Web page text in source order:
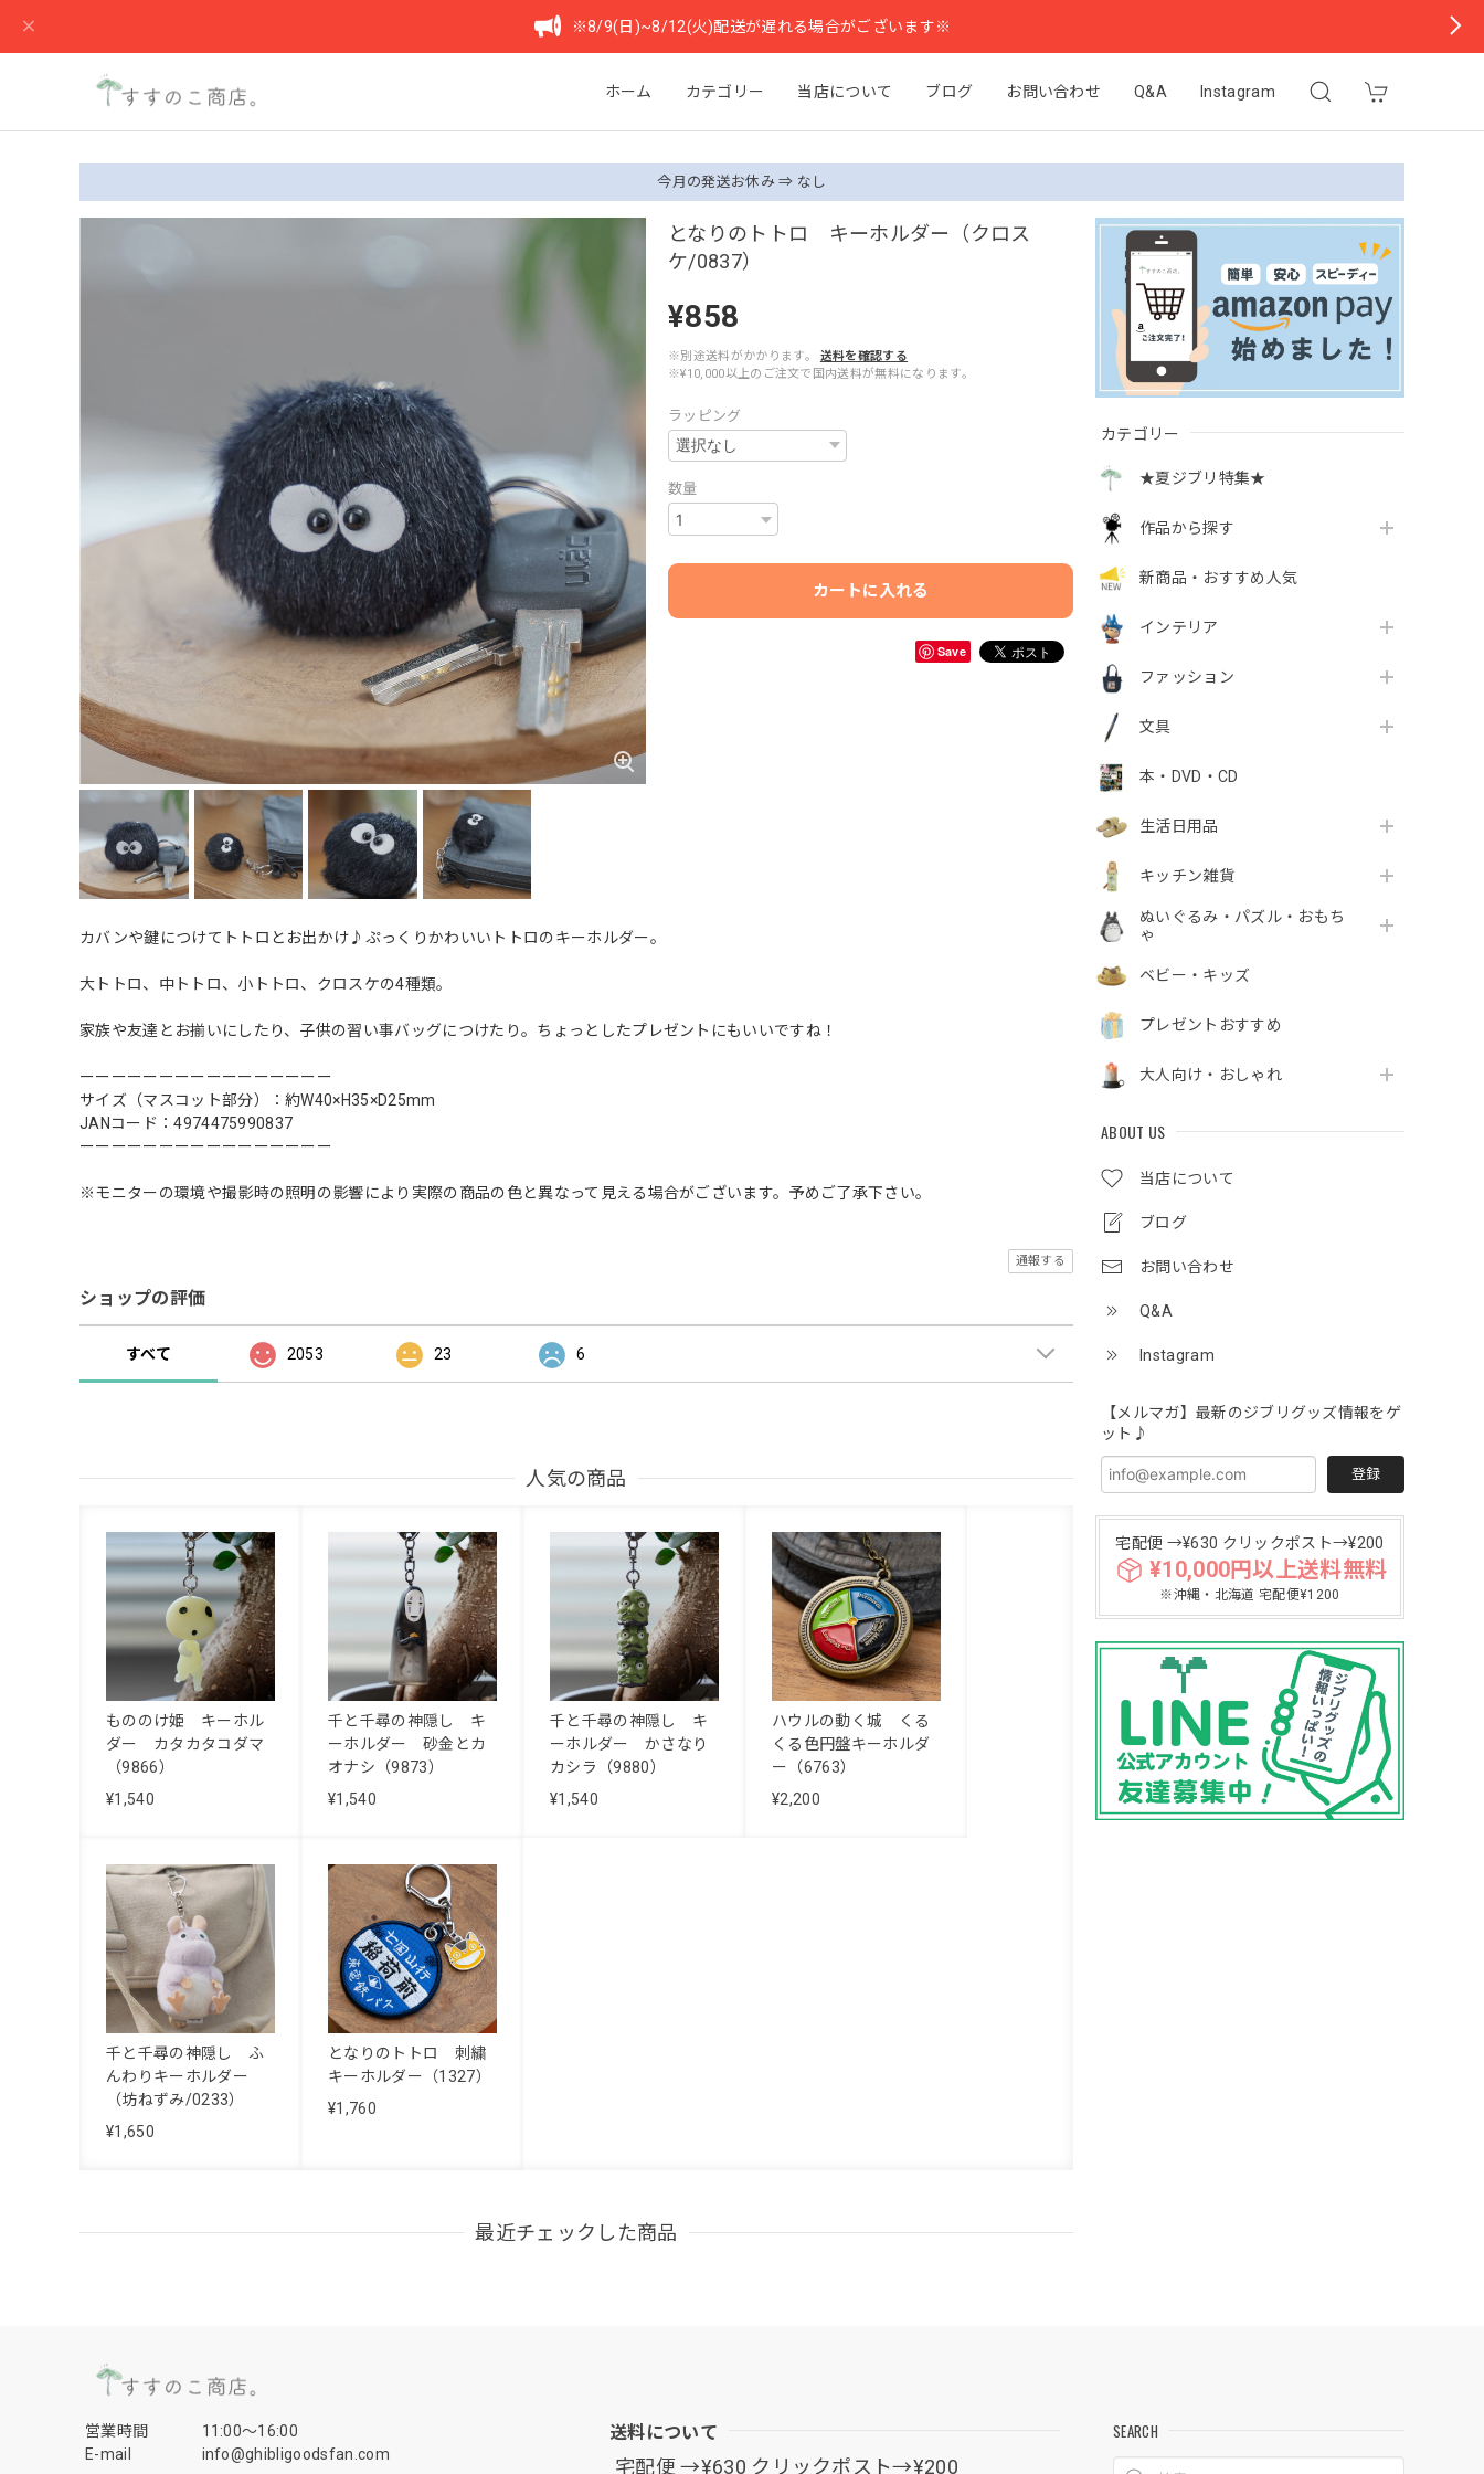
※8/9(日)~8/12(火)配送が遅れる場合がございます※
ホーム カテゴリー 当店について ブログ お問い合わせ Q&A Instagram
今月の発送お休み ⇒ なし
カテゴリー
★夏ジブリ特集★
作品から探す
新商品・おすすめ人気
インテリア
ファッション
文具
本・DVD・CD
生活日用品
キッチン雑貨
ぬいぐるみ・パズル・おもち
ゃ
ベビー・キッズ
プレゼントおすすめ
大人向け・おしゃれ
ABOUT US
当店について
ブログ
お問い合わせ
Q&A
Instagram
【メルマガ】最新のジブリグッズ情報をゲ
ット♪
登録
宅配便 →¥630 クリックポスト→¥200
¥10,000円以上送料無料
※沖縄・北海道 宅配便¥1200
となりのトトロ キーホルダー（クロス
ケ/0837）
¥858
※別途送料がかかります。
送料を確認する
※¥10,000以上のご注文で国内送料が無料になります。
ラッピング
数量
カートに入れる
Save
カバンや鍵につけてトトロとお出かけ♪ぷっくりかわいいトトロのキーホルダー。
大トトロ、中トトロ、小トトロ、クロスケの4種類。
家族や友達とお揃いにしたり、子供の習い事バッグにつけたり。ちょっとしたプレゼントにもいいですね！
ーーーーーーーーーーーーーーーー
サイズ（マスコット部分）：約W40×H35×D25mm
JANコード：4974475990837
ーーーーーーーーーーーーーーーー
※モニターの環境や撮影時の照明の影響により実際の商品の色と異なって見える場合がございます。予めご了承下さい。
通報する
ショップの評価
すべて 2053 23 6
人気の商品
もののけ姫 キーホル
ダー カタカタコダマ
（9866）
¥1,540
千と千尋の神隠し キ
ーホルダー 砂金とカ
オナシ（9873）
¥1,540
千と千尋の神隠し キ
ーホルダー かさなり
カシラ（9880）
¥1,540
ハウルの動く城 くる
くる色円盤キーホルダ
ー（6763）
¥2,200
千と千尋の神隠し ふ
んわりキーホルダー
（坊ねずみ/0233）
¥1,650
となりのトトロ 刺繍
キーホルダー（1327）
¥1,760
最近チェックした商品
営業時間
11:00〜16:00
E-mail
info@ghibligoodsfan.com
送料について
宅配便 →¥630 クリックポスト→¥200
SEARCH